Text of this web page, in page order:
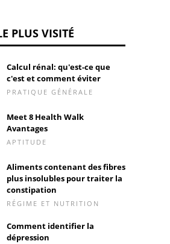
PLUS VISITÉ
Calcul rénal: qu'est-ce que
c'est et comment éviter
PRATIQUE GÉNÉRALE
Meet 8 Health Walk
Avantages
APTITUDE
Aliments contenant des fibres
plus insolubles pour traiter la
constipation
RÉGIME ET NUTRITION
Comment identifier la
dépression